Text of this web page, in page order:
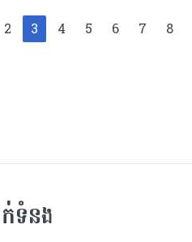
2 3 4 5 6 7 8
ទំនង